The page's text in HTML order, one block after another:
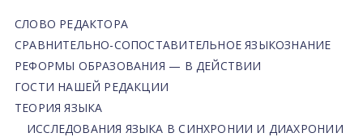
СЛОВО РЕДАКТОРА
СРАВНИТЕЛЬНО-СОПОСТАВИТЕЛЬНОЕ ЯЗЫКОЗНАНИЕ
РЕФОРМЫ ОБРАЗОВАНИЯ — В ДЕЙСТВИИ
ГОСТИ НАШЕЙ РЕДАКЦИИ
ТЕОРИЯ ЯЗЫКА
ИССЛЕДОВАНИЯ ЯЗЫКА В СИНХРОНИИ И ДИАХРОНИИ